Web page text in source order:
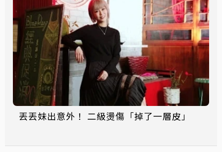
丟丟妹出意外！ 二級燙傷「掉了一層皮」